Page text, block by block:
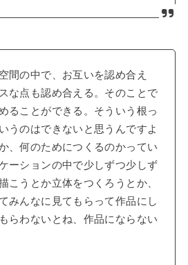
間の中で、お互いを認め合え
な点も認め合える。そのことで
ることができる。そういう根っ
うのはできないと思うんですよ
、何のためにつくるのかってい
ーションの中で少しずつ少しず
こうとか立体をつくろうとか、
みんなに見てもらって作品にし
らわないとね、作品にならない